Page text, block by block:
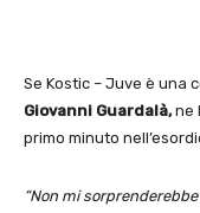
Se Kostic – Juve è una
Giovanni Guardalà,ne
primo minuto
“Non mi